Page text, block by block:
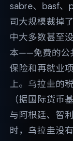
sabre、basf、
司大规模裁掉
中大多数甚至
本——免费的公
保险和再就业
上。乌拉圭的
（据国际货币
与阿根廷、智
时，乌拉圭没